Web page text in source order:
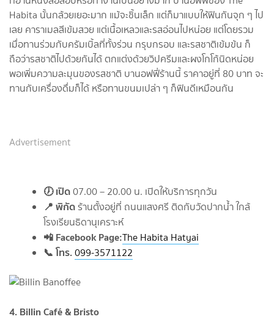
Habita นั้นกล้วยเยอะมาก แม้จะชิ้นเล็ก แต่ก็มาแบบให้ฟินกันจุก ๆ ไป
เลย คาราเมลสีเข้มสวย แต่เนื้อเหลวและรสอ่อนไปหน่อย แต่โดยรวม
เมื่อทานร่วมกับครัมเบิ้ลที่ทั้งร่วน กรุบกรอบ และรสชาติเข้มข้น ก็
ถือว่ารสชาติไปด้วยกันได้ ตกแต่งด้วยวิปครีมและผงโกโก้นิดหน่อย
พอเพิ่มความละมุนของรสชาติ บานอฟฟี่ร้านนี้ ราคาอยู่ที่ 80 บาท จะ
ทานกับเครื่องดื่มก็ได้ หรือทานขนมเปล่า ๆ ก็ฟินดีเหมือนกัน
Advertisement
🕖 เปิด07.00 – 20.00 น. เปิดให้บริการทุกวัน
📍 พิกัดร้านตั้งอยู่ที่ ถนนแสงศรี ติดกับวัดปากน้ำ ใกล้
โรงเรียนธิดานุเคราะห์
📲 Facebook Page:The Habita Hatyai
📞 โทร.099-3571122
4. Billin Café & Bristo